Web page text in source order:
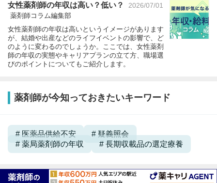
女性薬剤師の年収は高い？低い？
2026/07/01
薬剤師コラム編集部
女性薬剤師の年収は高いというイメージがあります
が、結婚や出産などのライフイベントの影響で、ど
のように変わるのでしょうか。ここでは、女性薬剤
師の年収の実態やキャリアプランの立て方、職場選
びのポイントについてもご紹介します。
薬剤師が今知っておきたいキーワード
医薬品供給不安
疑義照会
薬局薬剤師の年収
長期収載品の選定療養